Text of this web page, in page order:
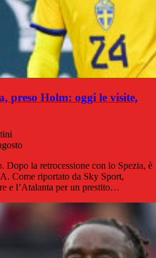
preso Holm: oggi le visite,
la retrocessione con lo Spezia, è
Come riportato da Sky Sport,
e l’Atalanta per un prestito…